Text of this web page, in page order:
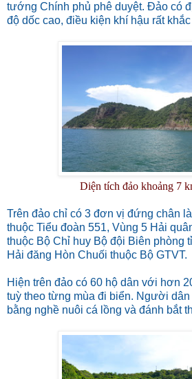
tướng Chính phủ phê duyệt. Đảo có
độ dốc cao, điều kiện khí hậu rất
Diện tích đảo khoảng 7
Trên đảo chỉ có 3 đơn vị đứng chân
thuộc Tiểu đoàn 551, Vùng 5 Hải
thuộc Bộ Chỉ huy Bộ đội Biên phòng
Hải đăng Hòn Chuối thuộc Bộ GTVT.
Hiện trên đảo có 60 hộ dân với hơn
tuỳ theo từng mùa đi biển. Người
bằng nghề nuôi cá lồng và đánh bắt